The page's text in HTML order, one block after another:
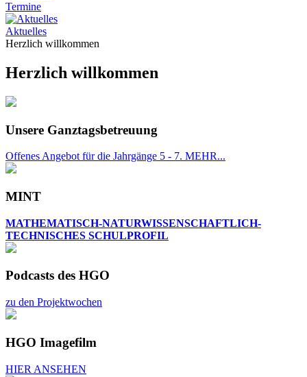
Termine
Aktuelles
Herzlich willkommen
Herzlich willkommen
Unsere Ganztagsbetreuung
Offenes Angebot für die Jahrgänge 5 - 7. MEHR...
MINT
MATHEMATISCH-NATURWISSENSCHAFTLICH-
TECHNISCHES SCHULPROFIL
Podcasts des HGO
zu den Projektwochen
HGO Imagefilm
HIER ANSEHEN